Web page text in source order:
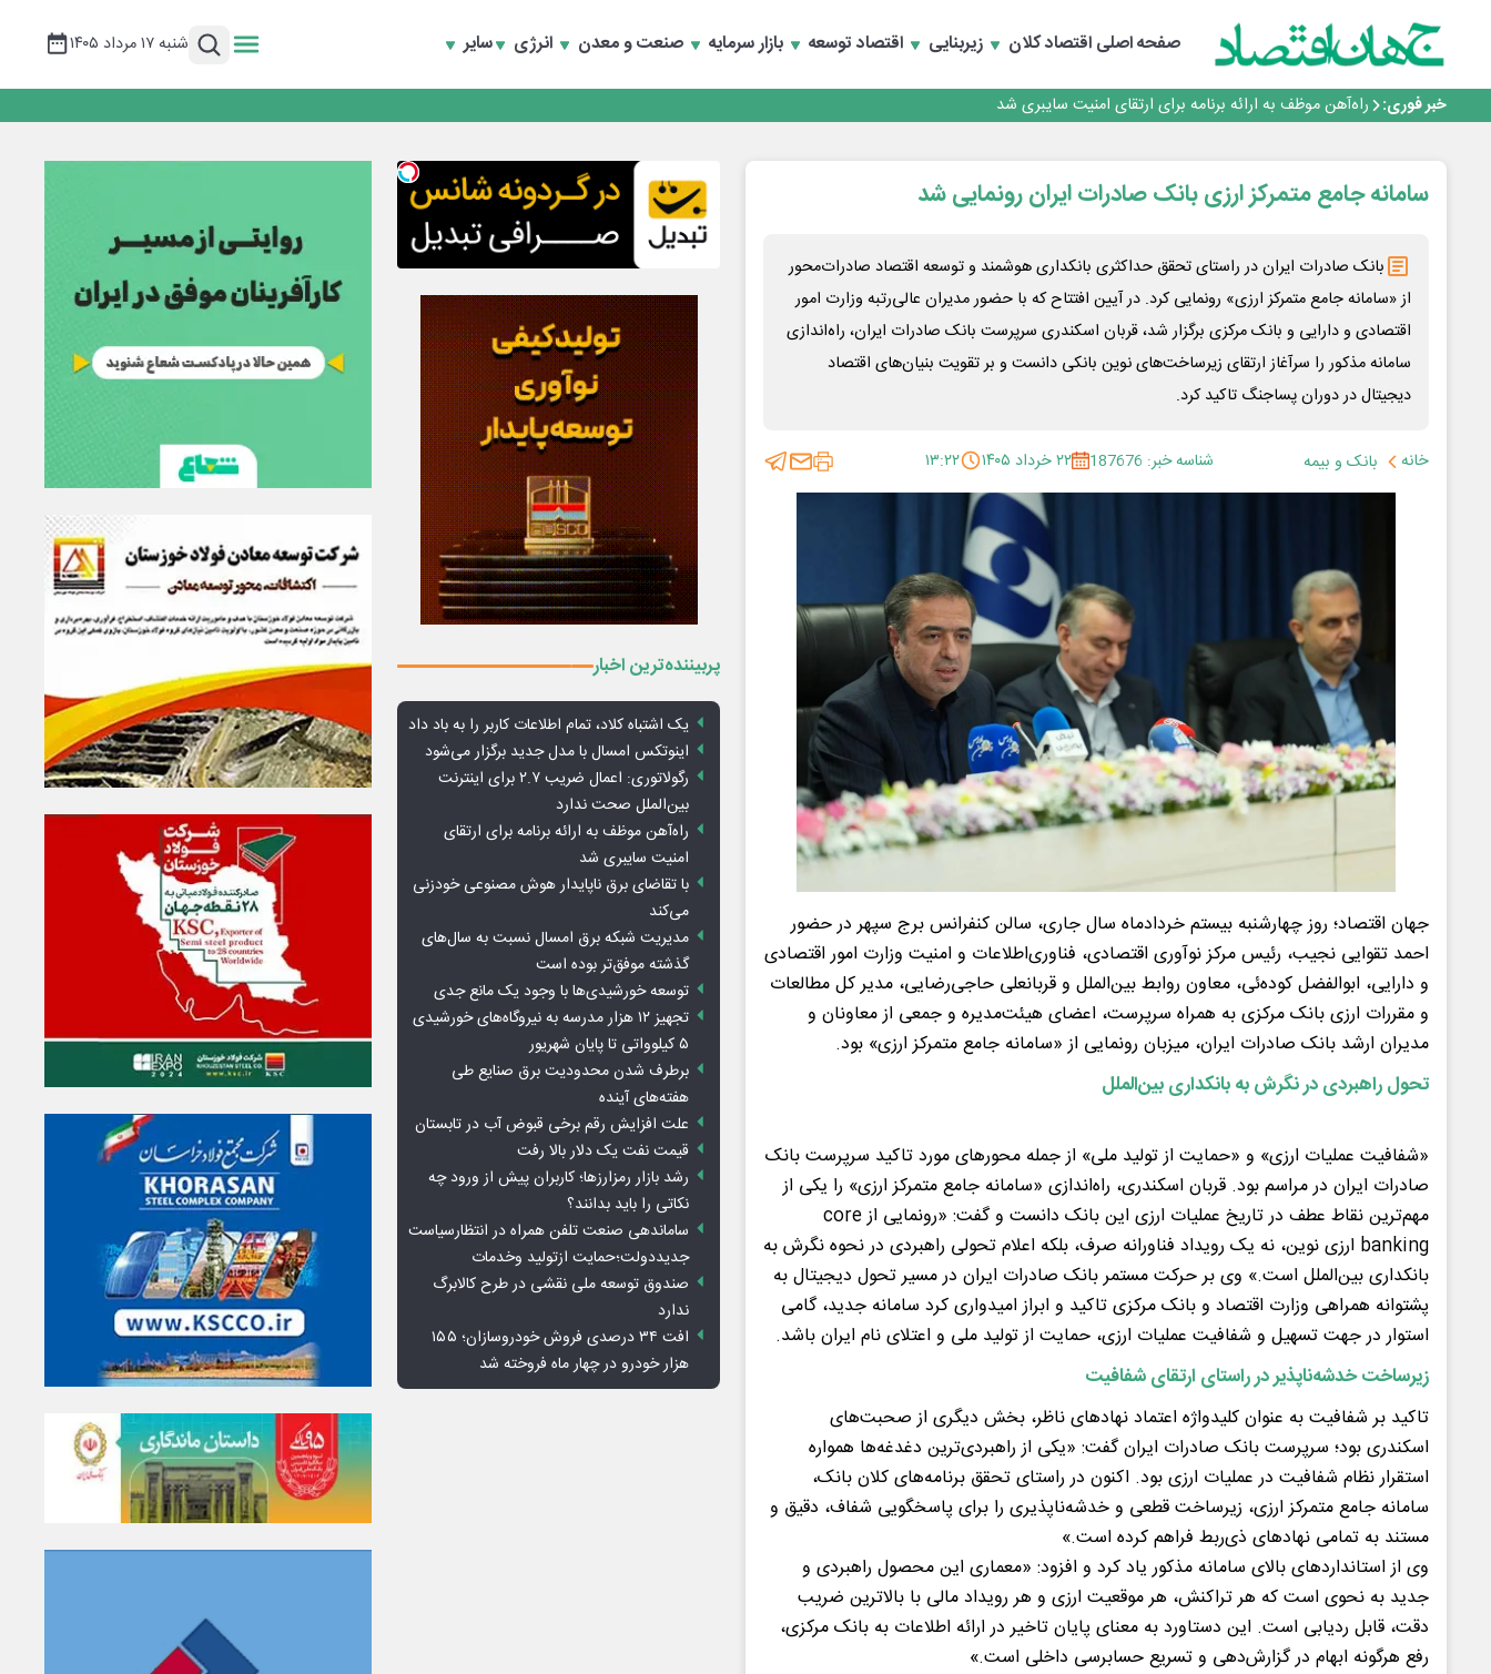
صفحه اصلیاقتصاد کلان زیربنایی اقتصاد توسعه بازار سرمایه صنعت و معدن انرژی سایر شنبه ۱۷ مرداد ۱۴۰۵
خبر فوری:
اینوتکس امسال با مدل جدید برگزار می‌شود
رگولاتوری: اعمال ضریب ۲.۷ برای اینترنت بین‌الملل صحت ندارد
با تقاضای برق ناپایدار هوش مصنوعی خودزنی می‌کند
یک اشتباه کلاد، تمام اطلاعات کاربر را به باد داد
اینوتکس امسال با مدل جدید برگزار می‌شود
…
سامانه جامع متمرکز ارزی بانک صادرات ایران رونمایی شد
​بانک صادرات ایران در راستای تحقق حداکثری بانکداری هوشمند و توسعه اقتصاد صادرات‌محور
از «سامانه جامع متمرکز ارزی» رونمایی کرد. در آیین افتتاح که با حضور مدیران عالی‌رتبه وزارت امور
اقتصادی و دارایی و بانک مرکزی برگزار شد، قربان اسکندری سرپرست بانک صادرات ایران، راه‌اندازی
سامانه مذکور را سرآغاز ارتقای زیرساخت‌های نوین بانکی دانست و بر تقویت بنیان‌های اقتصاد
دیجیتال در دوران پساجنگ تاکید کرد.
خانه بانک و بیمه شناسه خبر: 187676 ۲۲ خرداد ۱۴۰۵ ۱۳:۲۲
جهان اقتصاد؛ روز چهارشنبه بیستم خردادماه سال جاری، سالن کنفرانس برج سپهر در حضور
احمد تقوایی نجیب، رئیس مرکز نوآوری اقتصادی، فناوری‌اطلاعات و امنیت وزارت امور اقتصادی
و دارایی، ابوالفضل کوده‌ئی، معاون روابط بین‌الملل و قربانعلی حاجی‌رضایی، مدیر کل مطالعات
و مقررات ارزی بانک مرکزی به همراه سرپرست، اعضای هیئت‌مدیره و جمعی از معاونان و
مدیران ارشد بانک صادرات ایران، میزبان رونمایی از «سامانه جامع متمرکز ارزی» بود.
تحول راهبردی در نگرش به بانکداری بین‌الملل
«شفافیت عملیات ارزی» و «حمایت از تولید ملی» از جمله محورهای مورد تاکید سرپرست بانک
صادرات ایران در مراسم بود. قربان اسکندری، راه‌اندازی «سامانه جامع متمرکز ارزی» را یکی از
مهم‌ترین نقاط عطف در تاریخ عملیات ارزی این بانک دانست و گفت: «رونمایی از core
banking ارزی نوین، نه یک رویداد فناورانه صرف، بلکه اعلام تحولی راهبردی در نحوه نگرش به
بانکداری بین‌الملل است.» وی بر حرکت مستمر بانک صادرات ایران در مسیر تحول دیجیتال به
پشتوانه همراهی وزارت اقتصاد و بانک مرکزی تاکید و ابراز امیدواری کرد سامانه جدید، گامی
استوار در جهت تسهیل و شفافیت عملیات ارزی، حمایت از تولید ملی و اعتلای نام ایران باشد.
زیرساخت خدشه‌ناپذیر در راستای ارتقای شفافیت
تاکید بر شفافیت به عنوان کلیدواژه اعتماد نهادهای ناظر، بخش دیگری از صحبت‌های
اسکندری بود؛ سرپرست بانک صادرات ایران گفت: «یکی از راهبردی‌ترین دغدغه‌ها همواره
استقرار نظام شفافیت در عملیات ارزی بود. اکنون در راستای تحقق برنامه‌های کلان بانک،
سامانه جامع متمرکز ارزی، زیرساخت قطعی و خدشه‌ناپذیری را برای پاسخگویی شفاف، دقیق و
مستند به تمامی نهادهای ذی‌ربط فراهم کرده است.»
وی از استانداردهای بالای سامانه مذکور یاد کرد و افزود: «معماری این محصول راهبردی و
جدید به نحوی است که هر تراکنش، هر موقعیت ارزی و هر رویداد مالی با بالاترین ضریب
دقت، قابل ردیابی است. این دستاورد به معنای پایان تاخیر در ارائه اطلاعات به بانک مرکزی،
رفع هرگونه ابهام در گزارش‌دهی و تسریع حسابرسی داخلی است.»
پربیننده‌ترین اخبار
یک اشتباه کلاد، تمام اطلاعات کاربر را به باد داد
اینوتکس امسال با مدل جدید برگزار می‌شود
رگولاتوری: اعمال ضریب ۲.۷ برای اینترنت
بین‌الملل صحت ندارد
راه‌آهن موظف به ارائه برنامه برای ارتقای
امنیت سایبری شد
با تقاضای برق ناپایدار هوش مصنوعی خودزنی
می‌کند
مدیریت شبکه برق امسال نسبت به سال‌های
گذشته موفق‌تر بوده است
توسعه خورشیدی‌ها با وجود یک مانع جدی
تجهیز ۱۲ هزار مدرسه به نیروگاه‌های خورشیدی
۵ کیلوواتی تا پایان شهریور
برطرف شدن محدودیت‌ برق صنایع طی
هفته‌های آینده
علت افزایش رقم برخی قبوض آب در تابستان
قیمت نفت یک دلار بالا رفت
رشد بازار رمزارزها؛ کاربران پیش از ورود چه
نکاتی را باید بدانند؟
ساماندهی صنعت تلفن همراه در انتظارسیاست
جدیددولت؛حمایت ازتولید وخدمات
صندوق توسعه ملی نقشی در طرح کالابرگ
ندارد
افت ۳۴ درصدی فروش خودروسازان؛ ۱۵۵
هزار خودرو در چهار ماه فروخته شد